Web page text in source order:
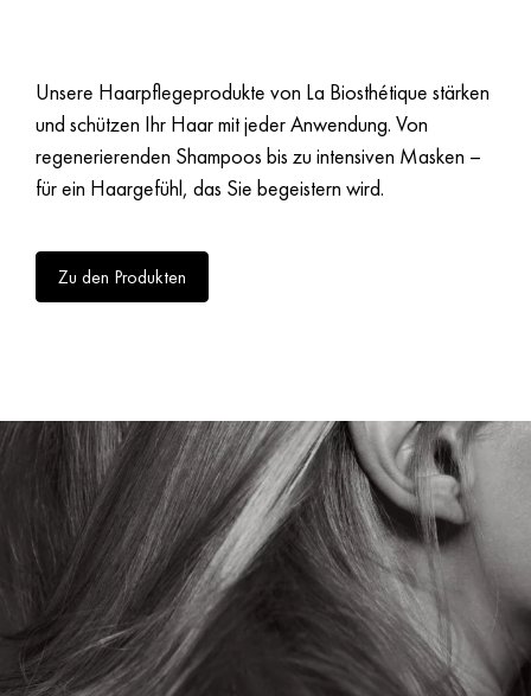
Unsere Haarpflegeprodukte von La Biosthétique stärken
und schützen Ihr Haar mit jeder Anwendung. Von
regenerierenden Shampoos bis zu intensiven Masken –
für ein Haargefühl, das Sie begeistern wird.
Zu den Produkten